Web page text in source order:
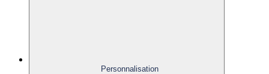
Personnalisation